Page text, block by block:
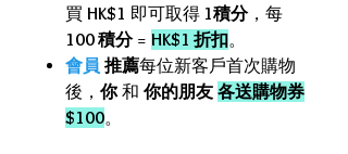
買 HK$1 即可取得 1積分，每
100 積分= HK$1 折扣。
會員 推薦每位新客戶首次購物
後， 你和 你的朋友 各送購物券
$100。